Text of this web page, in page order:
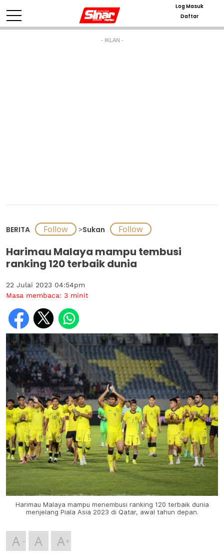
Log Masuk
Daftar
- IKLAN -
BERITA >Sukan
Harimau Malaya mampu tembusi
ranking 120 terbaik dunia
22 Julai 2023 04:54pm
Masa membaca: 3 minit
Harimau Malaya mampu menembusi ranking 120 terbaik dunia
menjelang Piala Asia 2023 di Qatar, awal tahun depan.
A A A